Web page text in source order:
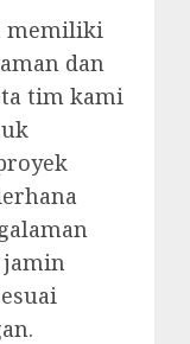
memiliki
dan
tim kami
jamin